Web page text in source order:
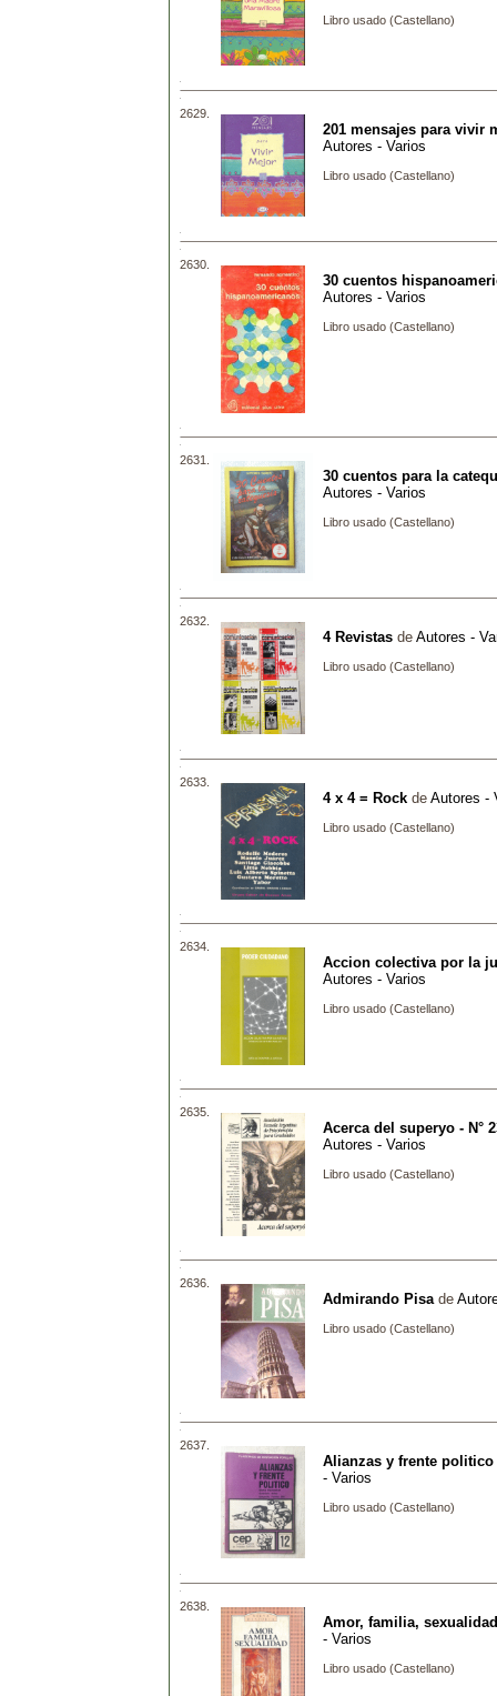
Libro usado (Castellano)
2629.
201 mensajes para vivir
Autores - Varios
Libro usado (Castellano)
2630.
30 cuentos
Autores - Varios
Libro usado (Castellano)
2631.
30 cuentos para la
Autores - Varios
Libro usado (Castellano)
2632.
4 Revistas de Autores -
Libro usado (Castellano)
2633.
4 x 4 = Rock de Autores -
Libro usado (Castellano)
2634.
Accion colectiva por la
Autores - Varios
Libro usado (Castellano)
2635.
Acerca del superyo - N°
Autores - Varios
Libro usado (Castellano)
2636.
Admirando Pisa de
Libro usado (Castellano)
2637.
Alianzas y frente politico
- Varios
Libro usado (Castellano)
2638.
Amor, familia, sexualidad
- Varios
Libro usado (Castellano)